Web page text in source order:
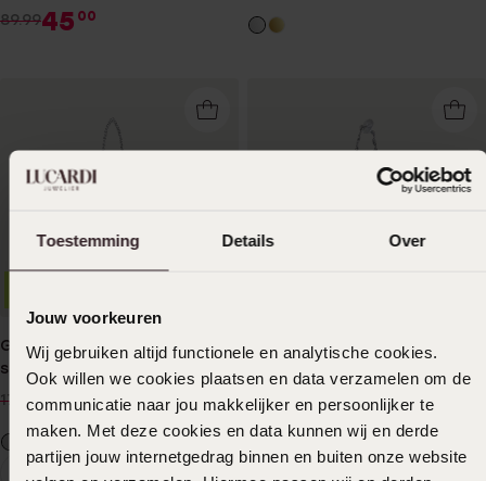
Toestemming Details Over
Jouw voorkeuren
Wij gebruiken altijd functionele en analytische cookies.
Ook willen we cookies plaatsen en data verzamelen om de
communicatie naar jou makkelijker en persoonlijker te
maken. Met deze cookies en data kunnen wij en derde
partijen jouw internetgedrag binnen en buiten onze website
89.9945 00
Gerecycled zilveren armband
schakel fantasie
17.999
Gerecycled zilveren armband
bol singapore
24.99 12